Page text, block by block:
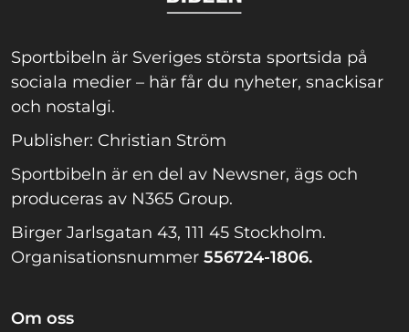
Sportbibeln är Sveriges största sportsida på
sociala medier – här får du nyheter, snackisar
och nostalgi.
Publisher: Christian Ström
Sportbibeln är en del av Newsner, ägs och
produceras av N365 Group.
Birger Jarlsgatan 43, 111 45 Stockholm.
Organisationsnummer 556724-1806.
Om oss